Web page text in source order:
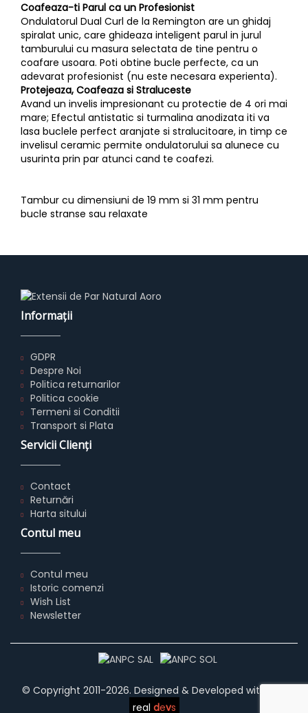
Coafeaza-ti Parul ca un Profesionist
Ondulatorul Dual Curl de la Remington are un ghidaj
spiralat unic, care ghideaza inteligent parul in jurul
tamburului cu masura selectata de tine pentru o
coafare usoara. Poti obtine bucle perfecte, ca un
adevarat profesionist (nu este necesara experienta).
Protejeaza, Coafeaza si Straluceste
Avand un invelis impresionant cu protectie de 4 ori mai
mare; Efectul antistatic si turmalina anodizata iti va
lasa buclele perfect aranjate si stralucitoare, in timp ce
invelisul ceramic permite ondulatorului sa alunece cu
usurinta prin par atunci cand te coafezi.
Tambur cu dimensiuni de 19 mm si 31 mm pentru
bucle stranse sau relaxate
Informaţii
GDPR
Despre Noi
Politica returnarilor
Politica cookie
Termeni si Conditii
Transport si Plata
Servicii Clienţi
Contact
Returnări
Harta sitului
Contul meu
Contul meu
Istoric comenzi
Wish List
Newsletter
© Copyright 2011-2026. Designed & Developed with
real devs